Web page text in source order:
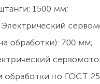
1500 мм;
обработки): 700 мм;
обработки по ГОСТ